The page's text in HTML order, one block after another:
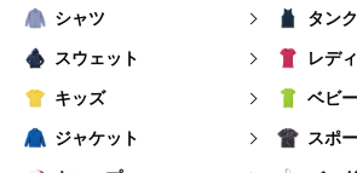
シャツ タン
スウェット レデ
キッズ ベビー
ジャケット スポ